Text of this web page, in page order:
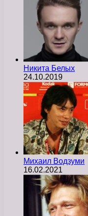
Никита Белых
24.10.2019
Михаил Водзуми
16.02.2021